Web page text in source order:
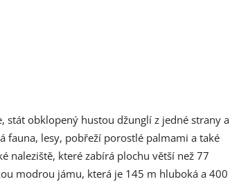
obklopený hustou džunglí z jedné strany a
fauna, lesy, pobřeží porostlé palmami a také
naleziště, které zabírá plochu větší než 77
modrou jámu, která je 145 m hluboká a 400